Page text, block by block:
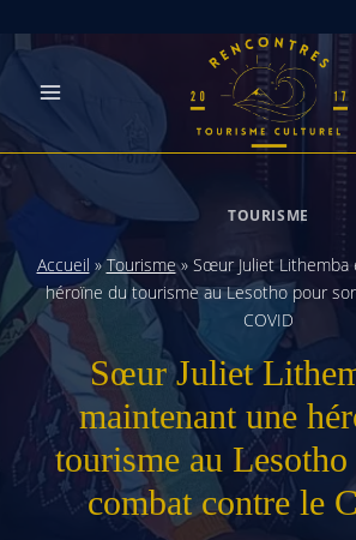
Skip
content
TOURISME
Accueil »Tourisme» Sœur Juliet
héroïne du tourisme au Lesotho pour
COVID
Sœur Juliet
maintenant une
tourisme au
combat contre le